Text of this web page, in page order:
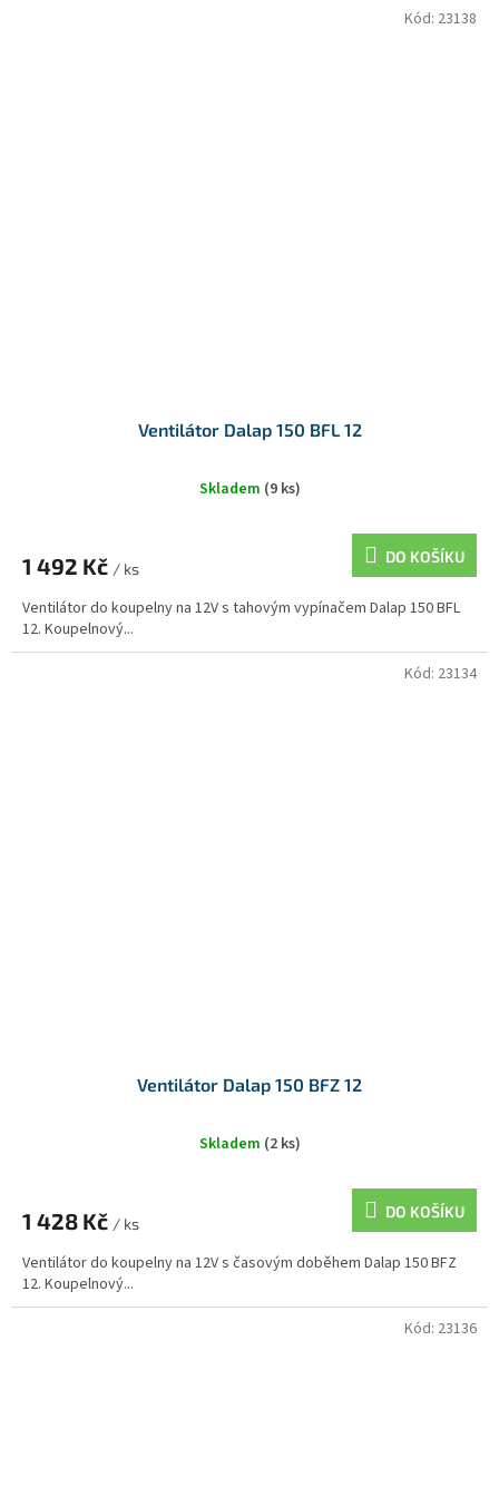
Ventilátor Dalap 150 BFL 12
Skladem (9 ks)
1 492 Kč / ks
DO KOŠÍKU
Ventilátor do koupelny na 12V s tahovým vypínačem Dalap 150 BFL
12. Koupelnový...
Kód: 23138
Ventilátor Dalap 150 BFZ 12
Skladem (2 ks)
1 428 Kč / ks
DO KOŠÍKU
Ventilátor do koupelny na 12V s časovým doběhem Dalap 150 BFZ
12. Koupelnový...
Kód: 23134
Kód: 23136